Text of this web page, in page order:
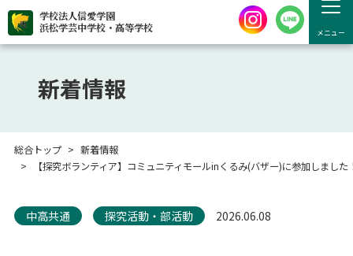
学校法人信愛学園
浜松学芸中学校・高等学校
メニュー
新着情報
総合トップ
新着情報
【探究ボランティア】コミュニティモールinくるみ(バザー)に参加しました
中高共通 探究活動・部活動 2026.06.08